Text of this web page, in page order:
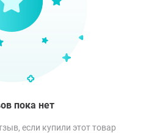
пока нет
если купили этот товар